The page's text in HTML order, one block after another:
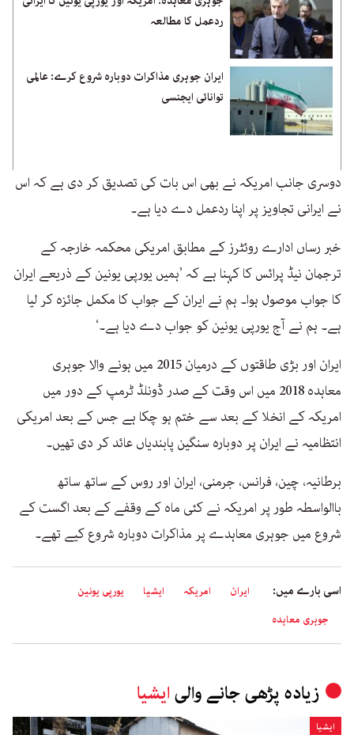
ردعمل کا مطالعہ
ایران جوہری مذاکرات دوبارہ شروع کرے: عالمی
توانائی ایجنسی
دوسری جانب امریکہ نے بھی اس بات کی تصدیق کر دی ہے کہ اس
نے ایرانی تجاویز پر اپنا ردعمل دے دیا ہے۔
خبر رساں ادارے روئٹرز کے مطابق امریکی محکمہ خارجہ کے
ترجمان نیڈ پرائس کا کہنا ہے کہ ’ہمیں یورپی یونین کے ذریعے ایران
کا جواب موصول ہوا۔ ہم نے ایران کے جواب کا مکمل جائزہ کر لیا
ہے۔ ہم نے آج یورپی یونین کو جواب دے دیا ہے۔‘
ایران اور بڑی طاقتوں کے درمیان 2015 میں ہونے والا جوہری
معاہدہ 2018 میں اس وقت کے صدر ڈونلڈ ٹرمپ کے دور میں
امریکہ کے انخلا کے بعد سے ختم ہو چکا ہے جس کے بعد امریکی
انتظامیہ نے ایران پر دوبارہ سنگین پابندیاں عائد کر دی تھیں۔
برطانیہ، چین، فرانس، جرمنی، ایران اور روس کے ساتھ ساتھ
باالواسطہ طور پر امریکہ نے کئی ماہ کے وقفے کے بعد اگست کے
شروع میں جوہری معاہدے پر مذاکرات دوبارہ شروع کیے تھے۔
اسی بارے میں: ایران امریکہ ایشیا
یورپی یونین
جوہری معاہدہ
زیادہ پڑھی جانے والیایشیا
ایشیا